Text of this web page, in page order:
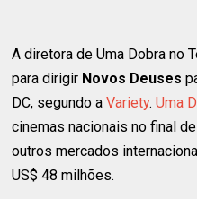
A diretora de Uma Dobra no
para dirigir Novos Deuses
DC, segundo aVariety.Uma
cinemas nacionais no final
outros mercados
US$ 48 milhões.